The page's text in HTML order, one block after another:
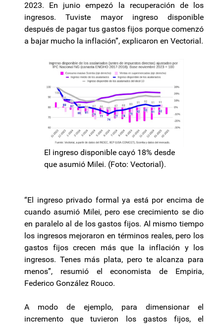
2023. En junio empezó la recuperación de los
ingresos. Tuviste mayor ingreso disponible
después de pagar tus gastos fijos porque comenzó
a bajar mucho la inflación”, explicaron en Vectorial.
El ingreso disponible cayó 18% desde
que asumió Milei. (Foto: Vectorial).
“El ingreso privado formal ya está por encima de
cuando asumió Milei, pero ese crecimiento se dio
en paralelo al de los gastos fijos. Al mismo tiempo
los ingresos mejoraron en términos reales, pero los
gastos fijos crecen más que la inflación y los
ingresos. Tenes más plata, pero te alcanza para
menos”, resumió el economista de Empiria,
Federico González Rouco.
A modo de ejemplo, para dimensionar el
incremento que tuvieron los gastos fijos, el